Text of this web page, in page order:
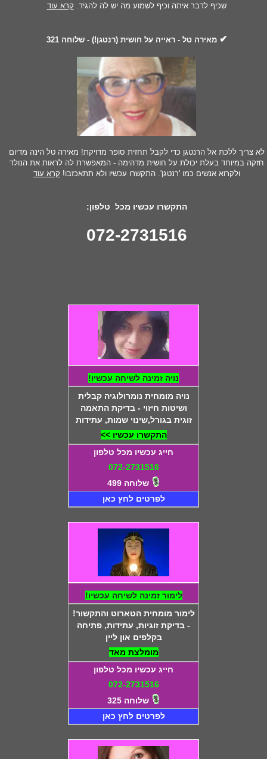
שכיף לדבר איתה וכיף לשמוע מה יש לה להגיד. קרא עוד
✔מאירה טל - ראייה על חושית (רנטגן!) - שלוחה 321
לא צריך ללכת אל הרנטגן כדי לקבל תחזית סופר מדויקת! מאירה טל הינה מדיום
חזקה במיוחד בעלת יכולת על חושית מדהימה - המאפשרת לה לראות את הנולד
ולקרוא אנשים כמו 'רנטגן'. התקשרו עכשיו ולא תתאכזבו! קרא עוד
התקשרו עכשיו מכל טלפון:
072-2731516
נויה זמינה לשיחה עכשיו!
נויה מומחית נומרולוגיה קבלית
ושיטות חיזוי - בדיקת התאמה
זוגית בגורל,שינוי שמות, עתידות
התקשרו עכשיו >>
חייג עכשיו מכל טלפון
072-2731516
שלוחה 499
לפרטים לחץ כאן
לימור זמינה לשיחה עכשיו!
לימור מומחית הטארוט והתקשור!
- בדיקת זוגיות, עתידות, פתיחה
בקלפים און ליין
מומלצת מאד
חייג עכשיו מכל טלפון
072-2731516
שלוחה 325
לפרטים לחץ כאן